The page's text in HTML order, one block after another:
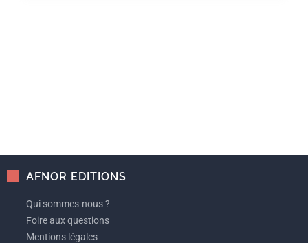
AFNOR EDITIONS
Qui sommes-nous ?
Foire aux questions
Mentions légales